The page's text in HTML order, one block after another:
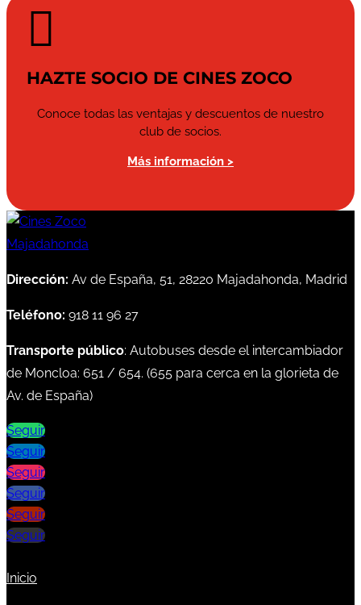

HAZTE SOCIO DE CINES ZOCO
Conoce todas las ventajas y descuentos de nuestro
club de socios.
Más información >
Dirección: Av de España, 51, 28220 Majadahonda, Madrid
Teléfono: 918 11 96 27
Transporte público: Autobuses desde el intercambiador
de Moncloa: 651 / 654. (655 para cerca en la glorieta de
Av. de España)
Seguir
Seguir
Seguir
Seguir
Seguir
Seguir
Inicio